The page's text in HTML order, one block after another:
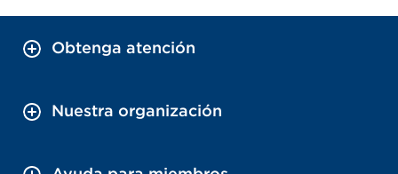
Obtenga atención
Nuestra organización